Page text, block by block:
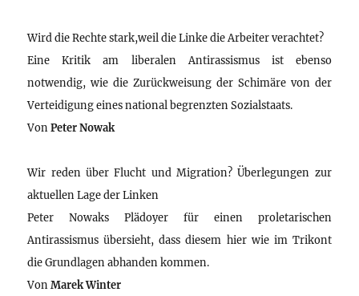
Wird die Rechte stark,weil die Linke die Arbeiter verachtet?
Eine Kritik am liberalen Antirassismus ist ebenso
notwendig, wie die Zurückweisung der Schimäre von der
Verteidigung eines national begrenzten Sozialstaats.
VonPeter Nowak
Wir reden über Flucht und Migration? Überlegungen zur
aktuellen Lage der Linken
Peter Nowaks Plädoyer für einen proletarischen
Antirassismus übersieht, dass diesem hier wie im Trikont
die Grundlagen abhanden kommen.
VonMarek Winter